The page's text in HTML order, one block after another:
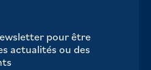
pour être
actualités ou des